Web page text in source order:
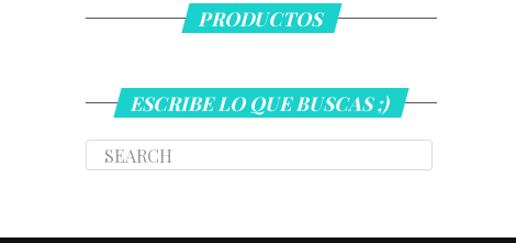
PRODUCTOS
ESCRIBE LO QUE BUSCAS ;)